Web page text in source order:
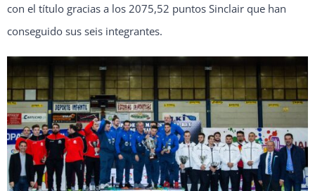
con el título gracias a los 2075,52 puntos Sinclair que han
conseguido sus seis integrantes.